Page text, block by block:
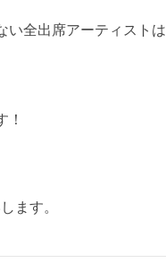
い全出席アーティストは
！
ます。